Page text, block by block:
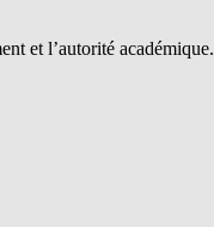
et l’autorité académique.